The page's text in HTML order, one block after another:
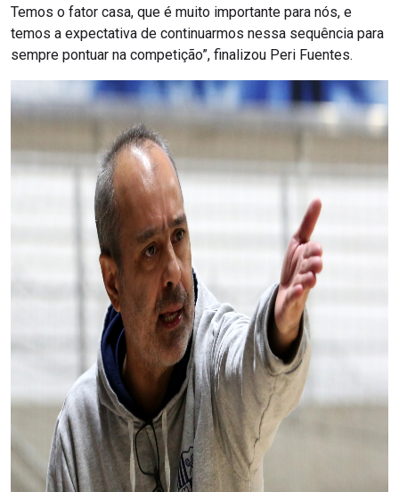
Temos o fator casa, que é muito importante para nós, e
temos a expectativa de continuarmos nessa sequência para
sempre pontuar na competição”, finalizou Peri Fuentes.